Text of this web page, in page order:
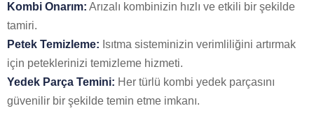
Kombi Onarım: Arızalı kombinizin hızlı ve etkili bir şekilde
tamiri.
Petek Temizleme: Isıtma sisteminizin verimliliğini artırmak
için peteklerinizi temizleme hizmeti.
Yedek Parça Temini: Her türlü kombi yedek parçasını
güvenilir bir şekilde temin etme imkanı.